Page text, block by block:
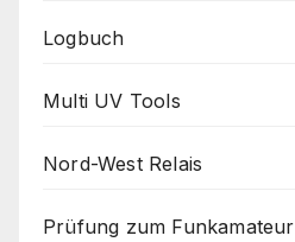
Logbuch
Multi UV Tools
Nord-West Relais
Prüfung zum Funkamateur